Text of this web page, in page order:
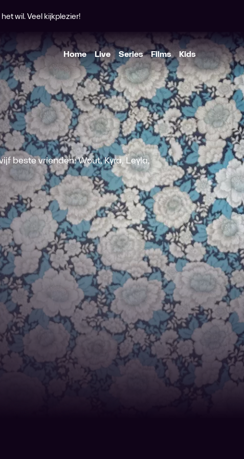
wil. Veel kijkplezier!
Home Live Series Films Kids
beste vrienden: Wout, Kyra, Leyla,